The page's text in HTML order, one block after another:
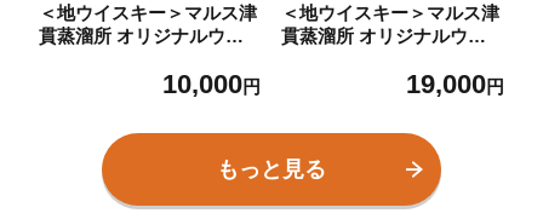
＜地ウイスキー＞マルス津
貫蒸溜所 オリジナルウイ
10,000円
＜地ウイスキー＞マルス津
貫蒸溜所 オリジナルウイ
本 K204-006_0219,000円
もっと見る